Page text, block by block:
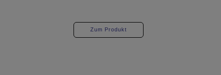
Zum Produkt